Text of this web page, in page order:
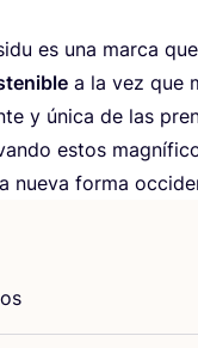
es una mar­ca que
a la vez que
y úni­ca de las
estos
nue­va for­ma